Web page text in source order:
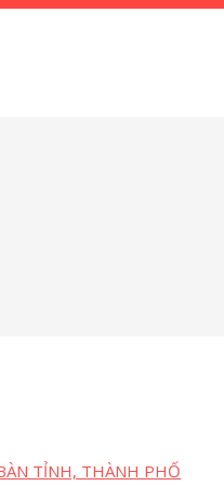
TỈNH, THÀNH PHỐ